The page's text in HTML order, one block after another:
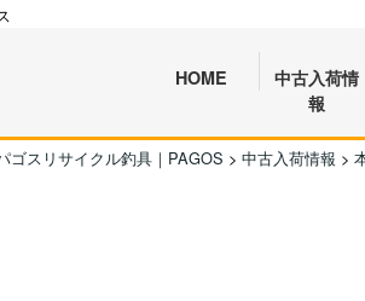
HOME
中古入荷情
報
ゴスリサイクル釣具｜PAGOS > 中古入荷情報 >